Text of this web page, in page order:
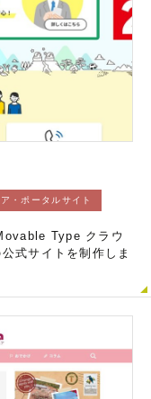
ア・ポータルサイト
Type クラウ
式サイトを制作しま